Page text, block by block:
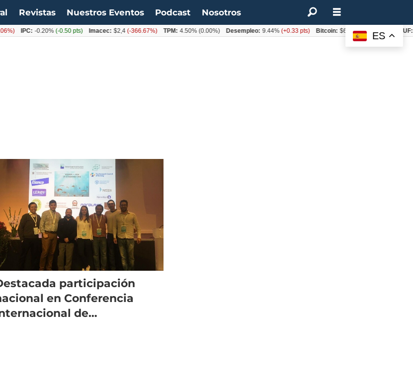
Revistas Nuestros Eventos Podcast Nosotros
participación
en Conferencia
de
ES
IPC: -0.20%(-0.50 pts) Imacec: $2,4 (-366.67%) TPM: 4.50%(0.00%) Desempleo: 9.44%(+0.33 pts) Bitcoin: $64.600,08(+2.93%) UF: